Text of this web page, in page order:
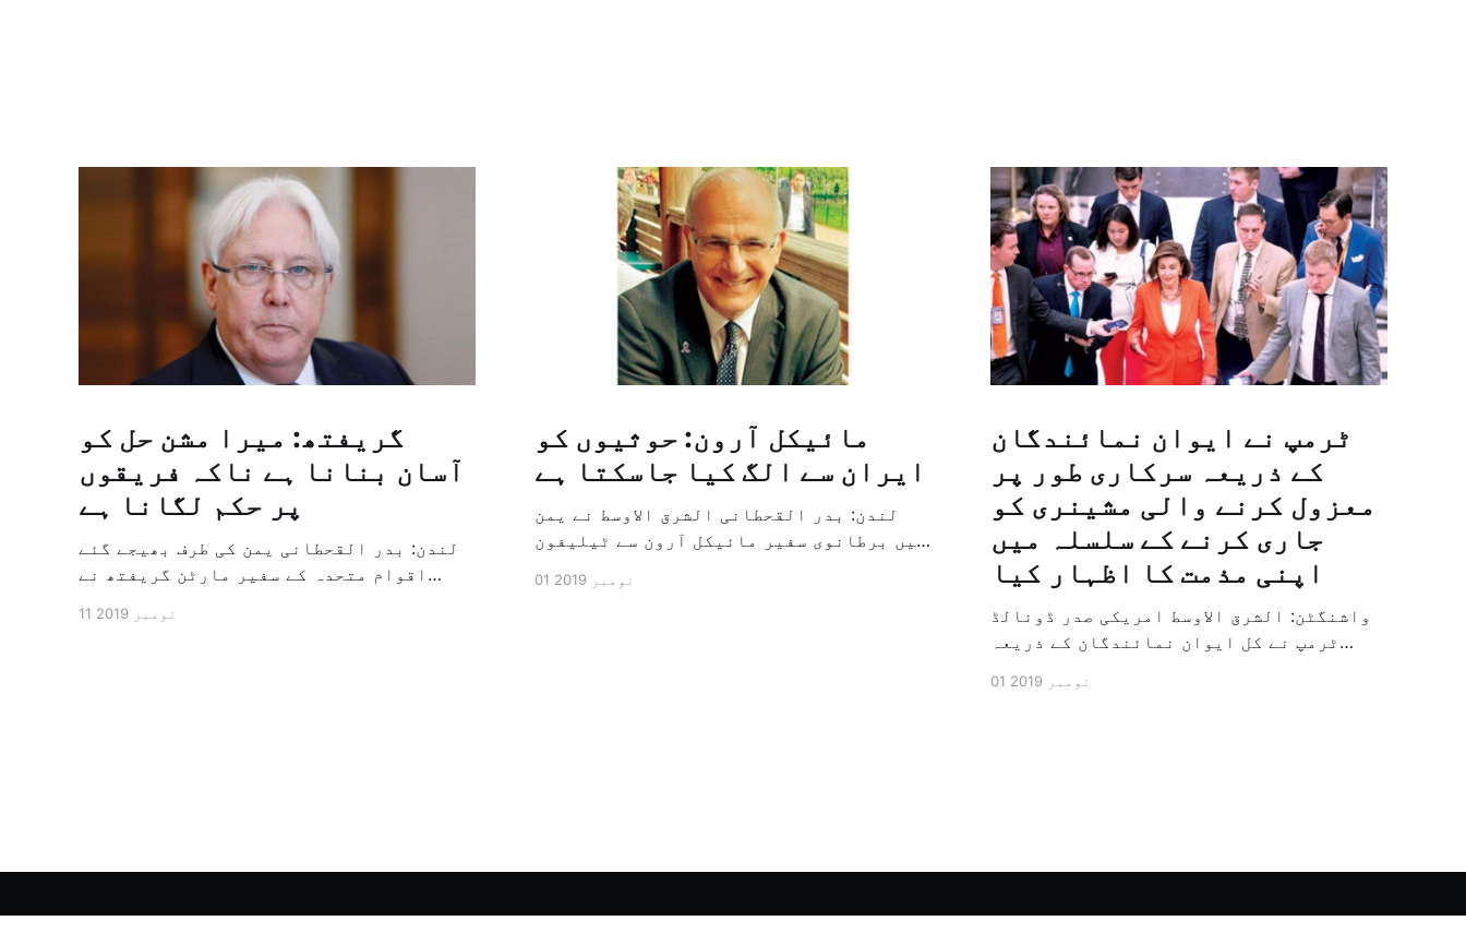
گریفتھ: میرا مشن حل کو
آسان بنانا ہے ناکہ فریقوں
پر حکم لگانا ہے
لندن: بدر القحطانی یمن کی طرف بھیجے گئے
اقوام متحدہ کے سفیر مارٹن گریفتھ نے
خاتمہ کے لئے ثالثی اور اس کشمکش کی
11 نومبر 2019
مائیکل آرون: حوثیوں کو
ایران سے الگ کیا جاسکتا ہے
لندن: بدر القحطانی الشرق الاوسط نے یمن
میں برطانوی سفیر مائیکل آرون سے ٹیلیفون
کہ کیا ایران کو حوثیوں سے الگ کیا جاسکتا
01 نومبر 2019
ٹرمپ نے ایوان نمائندگان
کے ذریعہ سرکاری طور پر
معزول کرنے والی مشینری کو
جاری کرنے کے سلسلہ میں
اپنی مذمت کا اظہار کیا
واشنگٹن: الشرق الاوسط امریکی صدر ڈونالڈ
ٹرمپ نے کل ایوان نمائندگان کے ذریعہ
جاری کرنے کے سلسلہ میں اپنی مذمت کا
01 نومبر 2019